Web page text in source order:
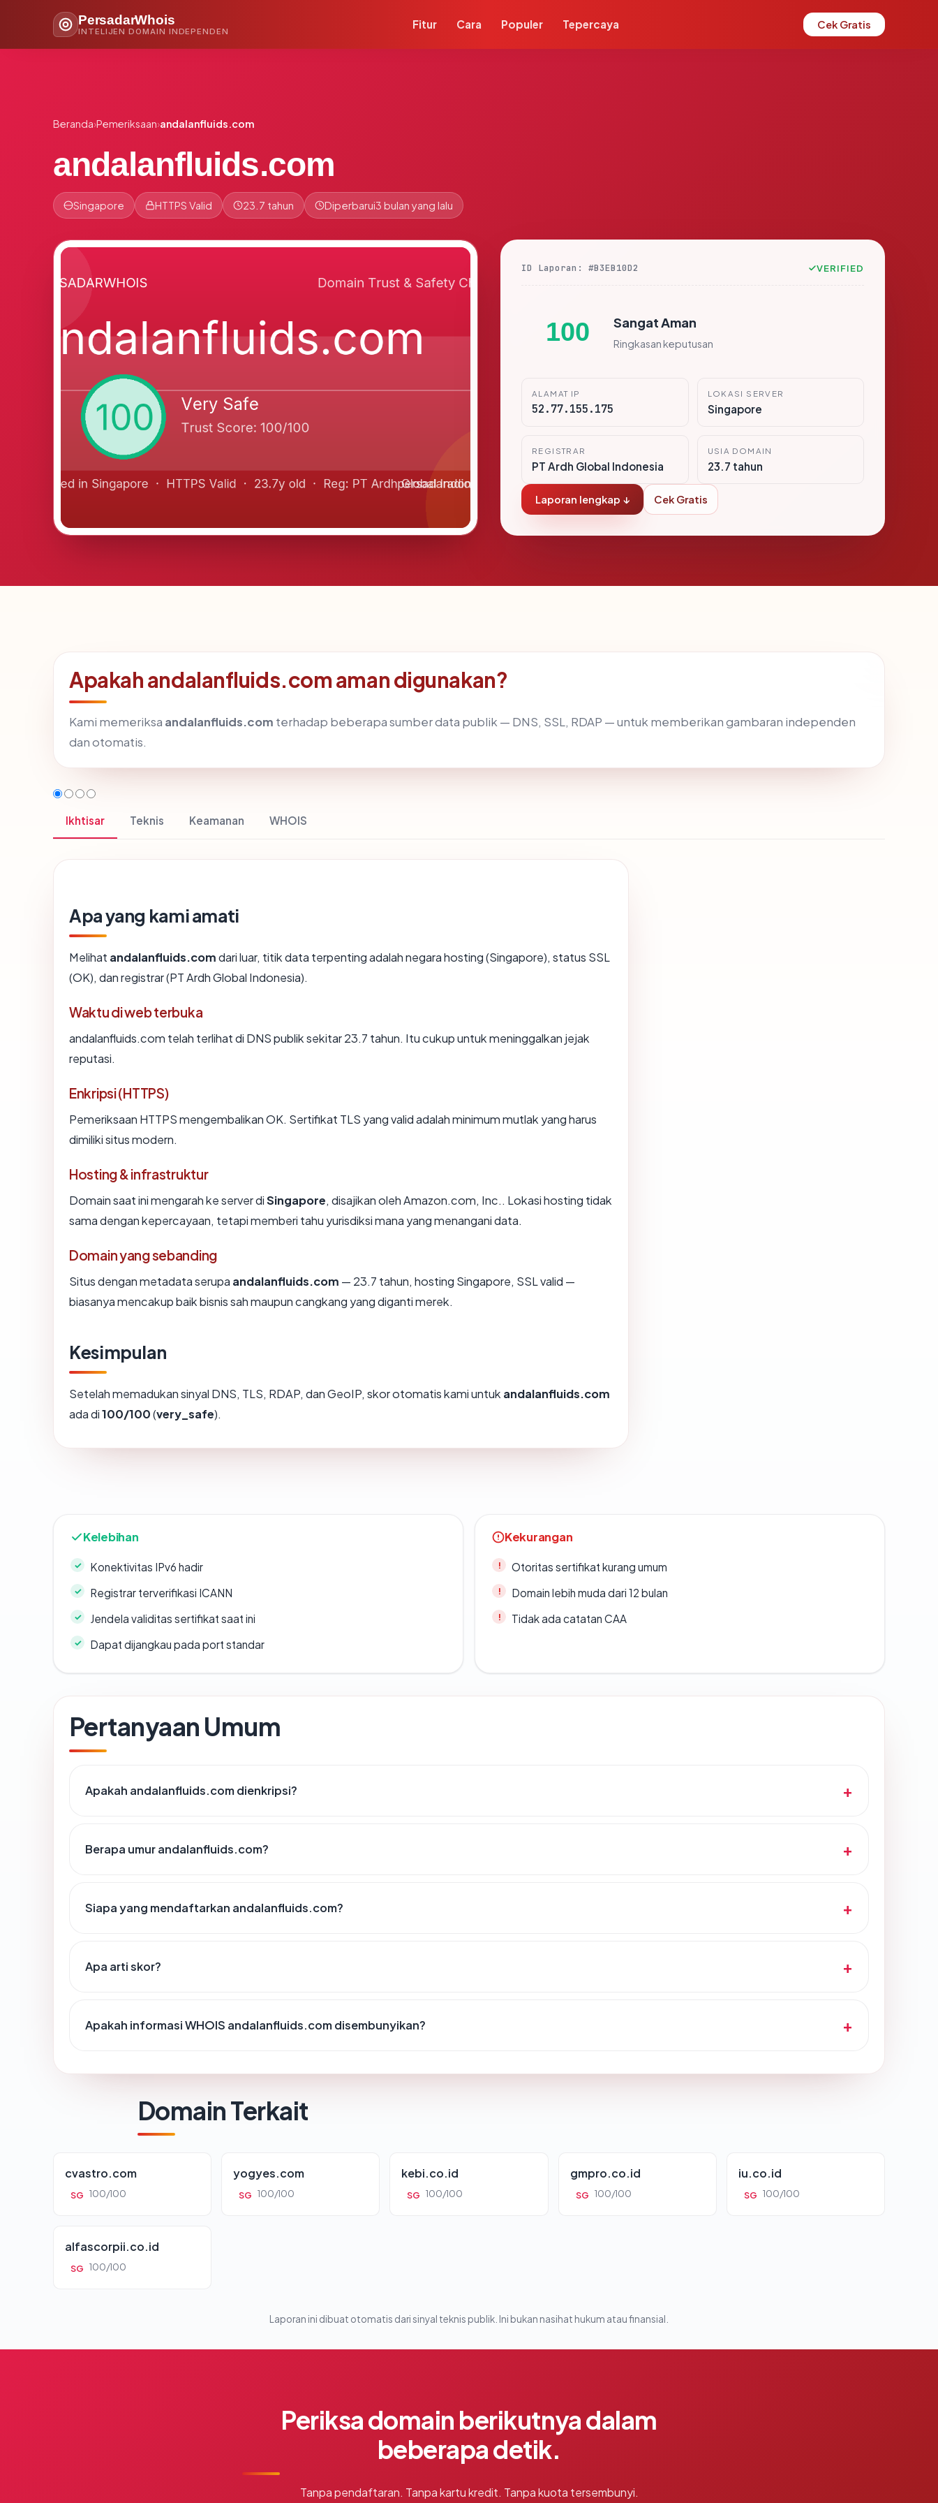
PersadarWhois
INTELIJEN DOMAIN INDEPENDEN
Fitur Cara Populer Tepercaya Cek Gratis
Beranda›Pemeriksaan›andalanfluids.com
andalanfluids.com
Singapore HTTPS Valid 23.7 tahun Diperbarui3 bulan yang lalu
ID Laporan: #B3EB10D2 VERIFIED
100 Sangat Aman
Ringkasan keputusan
ALAMAT IP
52.77.155.175
LOKASI SERVER
Singapore
REGISTRAR
PT Ardh Global Indonesia
USIA DOMAIN
23.7 tahun
Laporan lengkap ↓ Cek Gratis
Apakah andalanfluids.com aman digunakan?
Kami memeriksa andalanfluids.com terhadap beberapa sumber data publik — DNS, SSL, RDAP — untuk memberikan gambaran independen
dan otomatis.
Ikhtisar Teknis Keamanan WHOIS
Apa yang kami amati
Melihat andalanfluids.comdari luar, titik data terpenting adalah negara hosting (Singapore), status SSL
(OK), dan registrar (PT Ardh Global Indonesia).
Waktu di web terbuka
andalanfluids.com telah terlihat di DNS publik sekitar 23.7 tahun. Itu cukup untuk meninggalkan jejak
reputasi.
Enkripsi (HTTPS)
Pemeriksaan HTTPS mengembalikan OK. Sertifikat TLS yang valid adalah minimum mutlak yang harus
dimiliki situs modern.
Hosting & infrastruktur
Domain saat ini mengarah ke server diSingapore, disajikan oleh Amazon.com, Inc.. Lokasi hosting tidak
sama dengan kepercayaan, tetapi memberi tahu yurisdiksi mana yang menangani data.
Domain yang sebanding
Situs dengan metadata serupa andalanfluids.com — 23.7 tahun, hosting Singapore, SSL valid —
biasanya mencakup baik bisnis sah maupun cangkang yang diganti merek.
Kesimpulan
Setelah memadukan sinyal DNS, TLS, RDAP, dan GeoIP, skor otomatis kami untuk andalanfluids.com
ada di100/100(very_safe).
Kelebihan
Konektivitas IPv6 hadir
Registrar terverifikasi ICANN
Jendela validitas sertifikat saat ini
Dapat dijangkau pada port standar
Kekurangan
Otoritas sertifikat kurang umum
Domain lebih muda dari 12 bulan
Tidak ada catatan CAA
Pertanyaan Umum
Apakah andalanfluids.com dienkripsi?
Berapa umur andalanfluids.com?
Siapa yang mendaftarkan andalanfluids.com?
Apa arti skor?
Apakah informasi WHOIS andalanfluids.com disembunyikan?
Domain Terkait
cvastro.com
SG 100/100
yogyes.com
SG 100/100
kebi.co.id
SG 100/100
gmpro.co.id
SG 100/100
iu.co.id
SG 100/100
alfascorpii.co.id
SG 100/100
Laporan ini dibuat otomatis dari sinyal teknis publik. Ini bukan nasihat hukum atau finansial.
Periksa domain berikutnya dalam
beberapa detik.
Tanpa pendaftaran. Tanpa kartu kredit. Tanpa kuota tersembunyi.